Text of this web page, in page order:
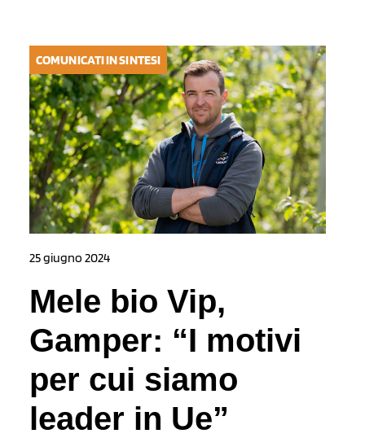
COMUNICATI IN SINTESI
25 giugno 2024
Mele bio Vip,
Gamper: “I motivi
per cui siamo
leader in Ue”